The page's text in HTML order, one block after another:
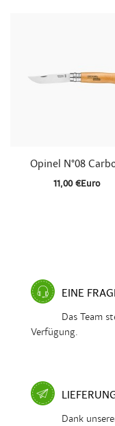

Opinel N°08
11,00 €Euro
EINE
Das Team
Verfügung.
Dank